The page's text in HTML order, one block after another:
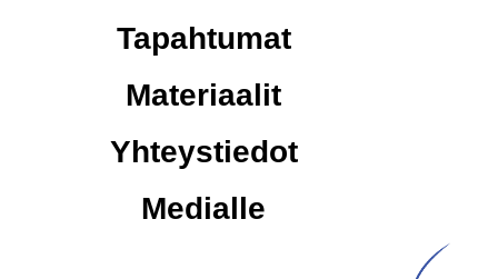
Tapahtumat
Materiaalit
Yhteystiedot
Medialle